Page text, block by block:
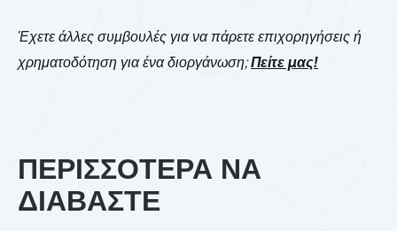
Έχετε άλλες συμβουλές για να πάρετε επιχορηγήσεις ή
χρηματοδότηση για ένα διοργάνωση;Πείτε μας!
ΠΕΡΙΣΣΟΤΕΡΑ ΝΑ
ΔΙΑΒΑΣΤΕ